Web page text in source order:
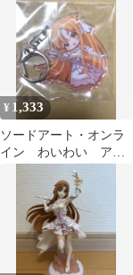
ュア
¥ 1,333
ソードアート・オンラ
イン わいわい アク
リルキーホルダー ア
スナ